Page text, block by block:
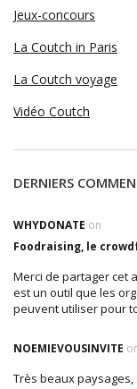
Jeux-concours
La Coutch in Paris
La Coutch voyage
Vidéo Coutch
DERNIERS
WHYDONATE on
Foodraising, le
Merci de partager cet
est un outil que les
peuvent utiliser pour
NOEMIEVOUSINVITE
Très beaux